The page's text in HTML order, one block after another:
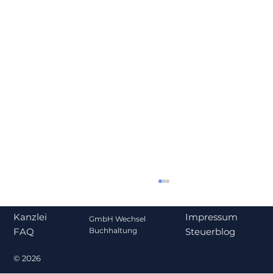
Kanzlei
FAQ
Impressum
Steuerblog
© 2026
GmbH Wechsel
Buchhaltung